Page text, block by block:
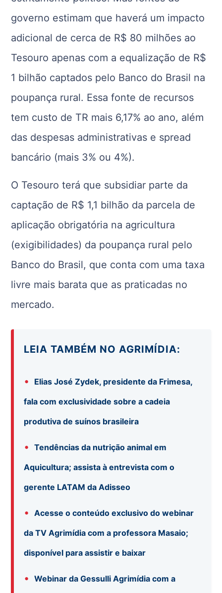
governo estimam que haverá um impacto
adicional de cerca de R$ 80 milhões ao
Tesouro apenas com a equalização de R$
1 bilhão captados pelo Banco do Brasil na
poupança rural. Essa fonte de recursos
tem custo de TR mais 6,17% ao ano, além
das despesas administrativas e spread
bancário (mais 3% ou 4%).
O Tesouro terá que subsidiar parte da
captação de R$ 1,1 bilhão da parcela de
aplicação obrigatória na agricultura
(exigibilidades) da poupança rural pelo
Banco do Brasil, que conta com uma taxa
livre mais barata que as praticadas no
mercado.
LEIA TAMBÉM NO AGRIMÍDIA:
•
Elias José Zydek, presidente da Frimesa,
fala com exclusividade sobre a cadeia
produtiva de suínos brasileira
•
Tendências da nutrição animal em
Aquicultura; assista à entrevista com o
gerente LATAM da Adisseo
•
Acesse o conteúdo exclusivo do webinar
da TV Agrimídia com a professora Masaio;
disponível para assistir e baixar
•
Webinar da Gessulli Agrimídia com a